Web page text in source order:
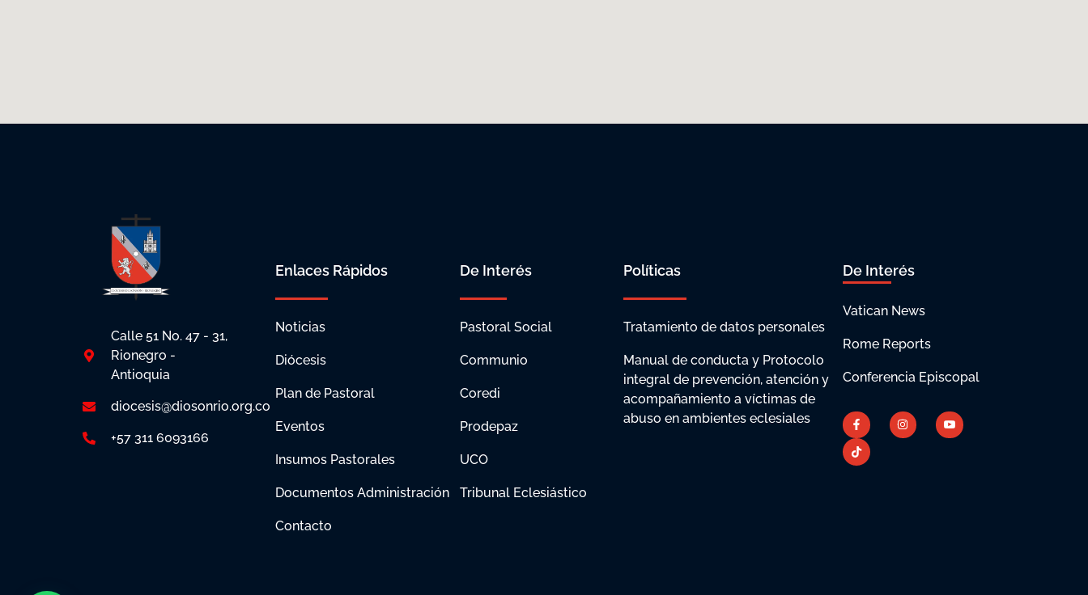
Calle 51 No. 47 - 31,
Rionegro -
Antioquia
diocesis@diosonrio.org.co
+57 311 6093166
Enlaces Rápidos
Noticias
Diócesis
Plan de Pastoral
Eventos
Insumos Pastorales
Documentos Administración
Contacto
De Interés
Pastoral Social
Communio
Coredi
Prodepaz
UCO
Tribunal Eclesiástico
Políticas
Tratamiento de datos personales
Manual de conducta y Protocolo
integral de prevención, atención y
acompañamiento a víctimas de
abuso en ambientes eclesiales
De Interés
Vatican News
Rome Reports
Conferencia Episcopal